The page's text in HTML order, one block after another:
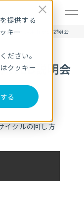
提供する
キー
ださい。
クッキー
る
SketCH 活用術 WEB説明会
WEB説明会
イクルの回し方